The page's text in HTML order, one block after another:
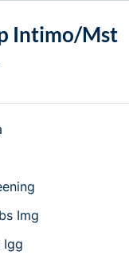
Intimo/mst
Img
Igg